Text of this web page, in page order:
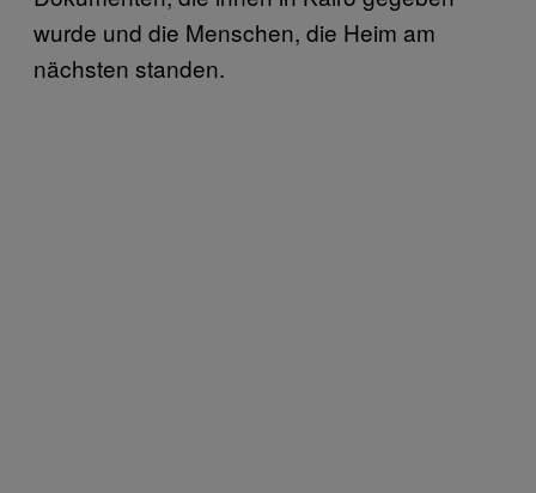
wurde und die Menschen, die Heim am
nächsten standen.